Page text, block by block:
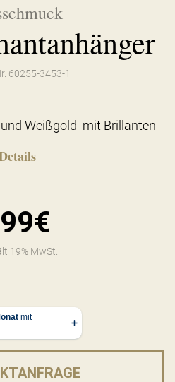
60255-3453-1
Weißgold mit Brillanten
19% MwSt.